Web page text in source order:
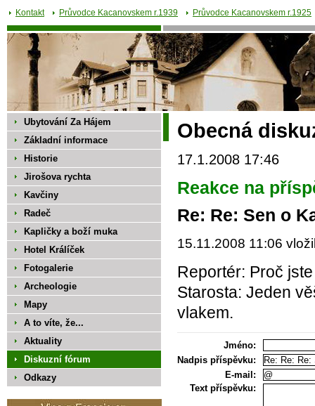
Kontakt Průvodce Kacanovskem r.1939 Průvodce Kacanovskem r.1925
Obecná
17.1.2008 17:46
Reakce na
Re: Re: Sen o
15.11.2008 11:06
Reportér: Proč
Starosta: Jeden
vlakem.
Jméno:
Nadpis příspěvku:
E-mail:
Text příspěvku:
Ubytování Za Hájem
Základní informace
Historie
Jirošova rychta
Kavčiny
Radeč
Kapličky a boží muka
Hotel Králíček
Fotogalerie
Archeologie
Mapy
A to víte, že...
Aktuality
Diskuzní fórum
Odkazy